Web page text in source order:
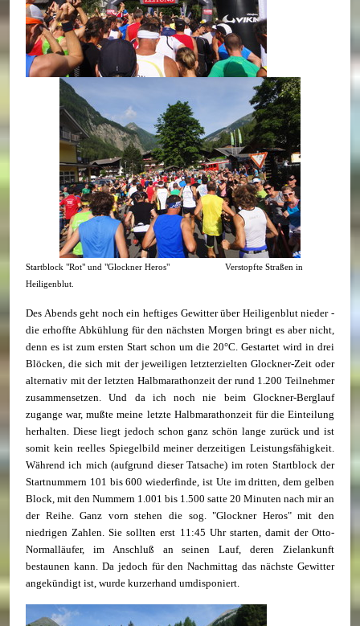
Startblock "Rot" und "Glockner Heros" Verstopfte Straßen in
Heiligenblut.
Des Abends geht noch ein heftiges Gewitter über Heiligenblut nieder -
die erhoffte Abkühlung für den nächsten Morgen bringt es aber nicht,
denn es ist zum ersten Start schon um die 20°C. Gestartet wird in drei
Blöcken, die sich mit der jeweiligen letzterzielten Glockner-Zeit oder
alternativ mit der letzten Halbmarathonzeit der rund 1.200 Teilnehmer
zusammensetzen. Und da ich noch nie beim Glockner-Berglauf
zugange war, mußte meine letzte Halbmarathonzeit für die Einteilung
herhalten. Diese liegt jedoch schon ganz schön lange zurück und ist
somit kein reelles Spiegelbild meiner derzeitigen Leistungsfähigkeit.
Während ich mich (aufgrund dieser Tatsache) im roten Startblock der
Startnummern 101 bis 600 wiederfinde, ist Ute im dritten, dem gelben
Block, mit den Nummern 1.001 bis 1.500 satte 20 Minuten nach mir an
der Reihe. Ganz vorn stehen die sog. "Glockner Heros" mit den
niedrigen Zahlen. Sie sollten erst 11:45 Uhr starten, damit der Otto-
Normalläufer, im Anschluß an seinen Lauf, deren Zielankunft
bestaunen kann. Da jedoch für den Nachmittag das nächste Gewitter
angekündigt ist, wurde kurzerhand umdisponiert.